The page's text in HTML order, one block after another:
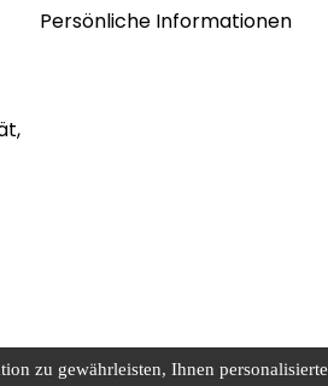
Persönliche Informationen
zu gewährleisten, Ihnen